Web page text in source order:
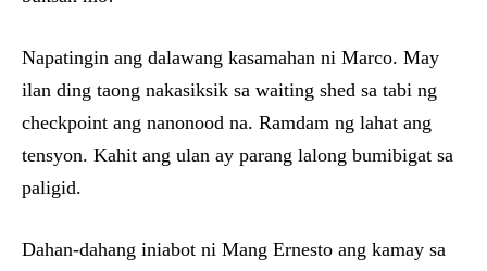
Napatingin ang dalawang kasamahan ni Marco. May
ilan ding taong nakasiksik sa waiting shed sa tabi ng
checkpoint ang nanonood na. Ramdam ng lahat ang
tensyon. Kahit ang ulan ay parang lalong bumibigat sa
paligid.
Dahan-dahang iniabot ni Mang Ernesto ang kamay sa